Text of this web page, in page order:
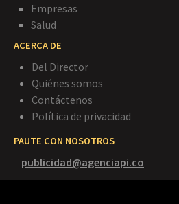
Empresas
Salud
ACERCA DE
Del Director
Quiénes somos
Contáctenos
Política de privacidad
PAUTE CON NOSOTROS
publicidad@agenciapi.co